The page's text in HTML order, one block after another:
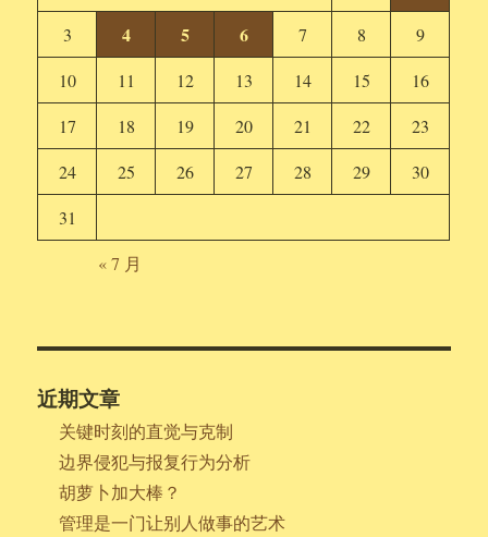
3 4 5 6 7 8
9
10
11 12 13 14 15
16
17
18 19 20 21 22
23
24
25 26 27 28 29
30
31
« 7 月
近期文章
关键时刻的直觉与克制
边界侵犯与报复行为分析
胡萝卜加大棒？
管理是一门让别人做事的艺术